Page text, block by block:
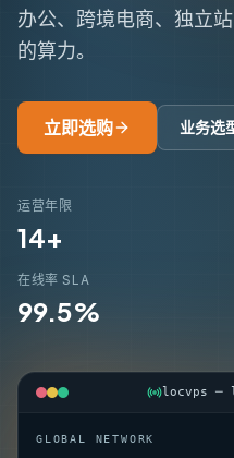
办公、跨境电商、独立
的算力。
立即选购 业务选
运营年限
14+
在线率 SLA
99.5%
locvps ─
GLOBAL NETWORK